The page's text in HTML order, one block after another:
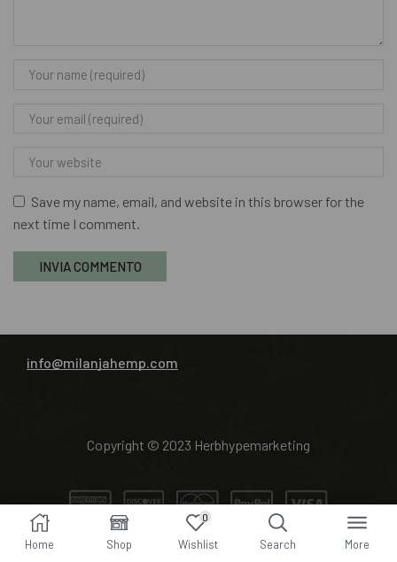
Save my name, email, and website in this browser for the
next time I comment.
CATEGORIE
THCP
Cannabis light THCP
Hashish legale THCP
info@milanjahemp.com
Copyright © 2023 Herbhypemarketing
Home Shop
0
Wishlist Search More